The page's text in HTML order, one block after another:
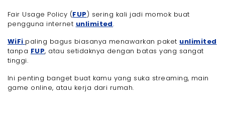
Fair Usage Policy (FUP) sering kali jadi momok buat
pengguna internet unlimited.
WiFi paling bagus biasanya menawarkan paket unlimited
tanpa FUP, atau setidaknya dengan batas yang sangat
tinggi.
Ini penting banget buat kamu yang suka streaming, main
game online, atau kerja dari rumah.